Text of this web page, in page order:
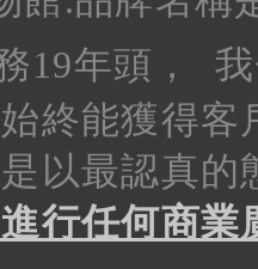
19年頭 ，
終能獲得客
以最認真的
行任何商